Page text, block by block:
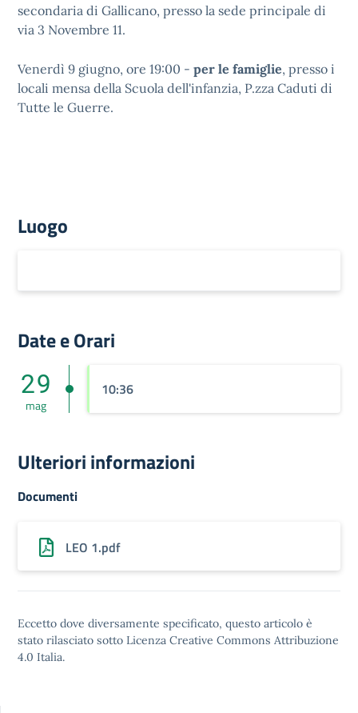
secondaria di Gallicano, presso la sede principale di
via 3 Novembre 11.
Venerdì 9 giugno, ore 19:00 - per le famiglie, presso i
locali mensa della Scuola dell'infanzia, P.zza Caduti di
Tutte le Guerre.
Luogo
Date e Orari
29
mag
10:36
Ulteriori informazioni
Documenti
LEO 1.pdf
Eccetto dove diversamente specificato, questo articolo è
stato rilasciato sotto Licenza Creative Commons Attribuzione
4.0 Italia.